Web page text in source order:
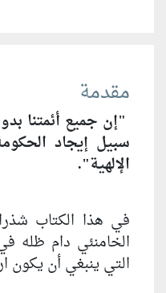
مقدمة
"إن جميع أئمتنا
سبيل إيجاد
الإلهية".
في هذا الكتاب
الخامنئي دام ظله
التي ينبغي أن يكون